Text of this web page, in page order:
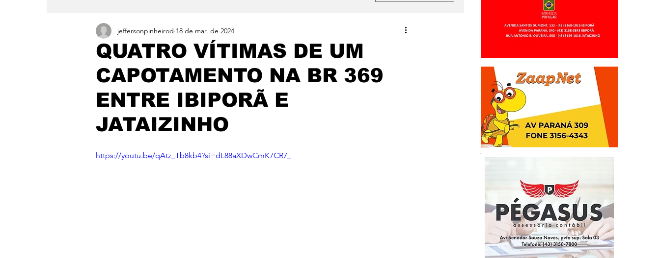
Região Sertanópolis Destaque
QUATRO VÍTIMAS DE UM
CAPOTAMENTO NA BR 369
ENTRE IBIPORÃ E
JATAIZINHO
jeffersonpinheirod 18 de mar. de 2024
https://youtu.be/qAtz_Tb8kb4?si=dL88aXDwCmK7CR7_